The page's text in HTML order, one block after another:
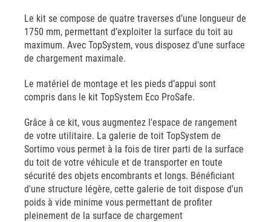
Le kit se compose de quatre traverses d’une longueur de
1750 mm, permettant d’exploiter la surface du toit au
maximum. Avec TopSystem, vous disposez d’une surface
de chargement maximale.
Le matériel de montage et les pieds d’appui sont
compris dans le kit TopSystem Eco ProSafe.
Grâce à ce kit, vous augmentez l'espace de rangement
de votre utilitaire. La galerie de toit TopSystem de
Sortimo vous permet à la fois de tirer parti de la surface
du toit de votre véhicule et de transporter en toute
sécurité des objets encombrants et longs. Bénéficiant
d'une structure légère, cette galerie de toit dispose d'un
poids à vide minime vous permettant de profiter
pleinement de la surface de chargement